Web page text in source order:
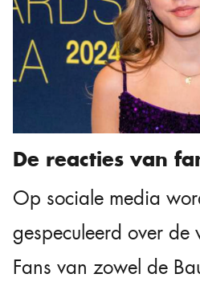
De reacties van
Op sociale media
gespeculeerd over de
Fans van zowel de